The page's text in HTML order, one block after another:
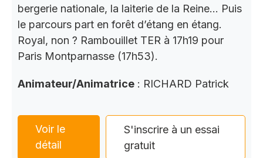
bergerie nationale, la laiterie de la Reine… Puis
le parcours part en forêt d’étang en étang.
Royal, non ? Rambouillet TER à 17h19 pour
Paris Montparnasse (17h53).
Animateur/Animatrice : RICHARD Patrick
Voir le
détail
S'inscrire à un essai
gratuit